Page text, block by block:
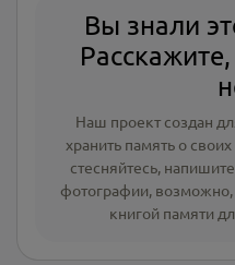
Вы знали
Наш проект создан
хранить память о
стесняйтесь, напишите
фотографии, возможно,
книгой памяти